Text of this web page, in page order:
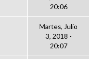
20:06
Martes, Julio
3, 2018 -
20:07